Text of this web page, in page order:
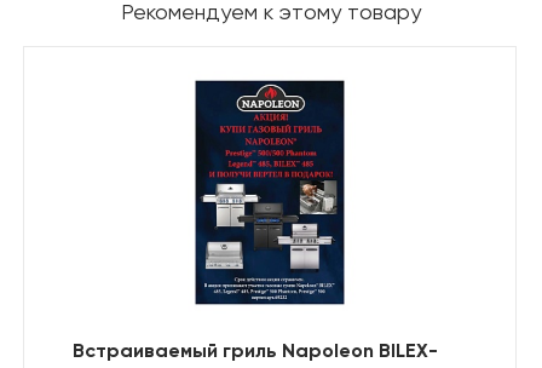
Рекомендуем к этому товару
Встраиваемый гриль Napoleon BILEX-